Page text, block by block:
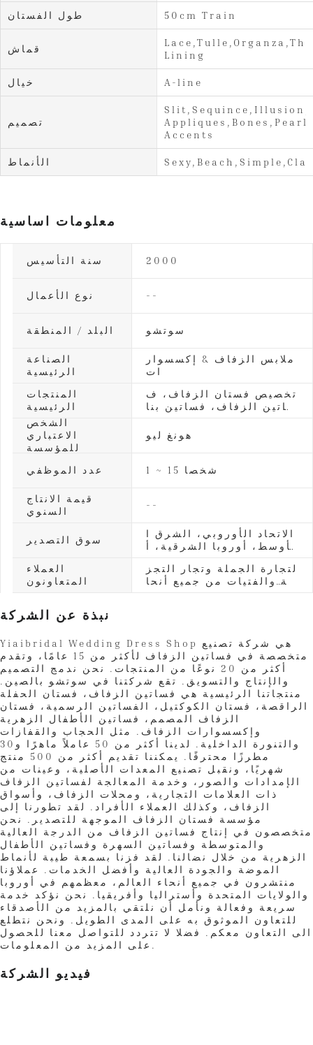
طول الفستان 50cm Train
قماش
Lining
خيال A-line
تصميم
Appliques,Bones,Pearl
Accents
الأنماط
معلومات اساسية
سنة التأسيس 2000
نوع الأعمال --
البلد / المنطقة سوتشو
الصناعة
الرئيسية
ملابس الزفاف & إكسسوار
ات
المنتجات
الرئيسية
تخصيص فستان الزفاف، ف
ساتين الزفاف، فساتين بنا
ت العروس، فساتين أم الع
روس، فساتين السهرة، ف
ساتين الكوكتيل، الفساتين
الشخص
الاعتباري
للمؤسسة
هونغ ليو
عدد الموظفي 1 ~ 15 شخصا
قيمة الانتاج
السنوي
--
سوق التصدير
الاتحاد الأوروبي، الشرق ا
لأوسط، أوروبا الشرقية، أ
وقيانوسيا، اليابان، جنوب
شرق آسيا، أمريكا، أخرى
العملاء
المتعاونون
لتجارة الجملة وتجار التجز
ئة والفتيات من جميع أنحا
نبذة عن الشركة
Yiaibridal Wedding Dress Shop هي شركة تصنيع
متخصصة في فساتين الزفاف لأكثر من 15 عامًا، وتقدم
أكثر من 20 نوعًا من المنتجات. نحن ندمج التصميم
والإنتاج والتسويق. تقع شركتنا في سوتشو بالصين.
منتجاتنا الرئيسية هي فساتين الزفاف، فستان الحفلة
الراقصة، فستان الكوكتيل، الفساتين الرسمية، فستان
الزفاف المصمم، فساتين الأطفال الزهرية
وإكسسوارات الزفاف. مثل الحجاب والقفازات
والتنورة الداخلية. لدينا أكثر من 50 عاملاً ماهرًا و30
مطرزًا محترفًا. يمكننا تقديم أكثر من 500 منتج
شهريًا، ونقبل تصنيع المعدات الأصلية، وعينات من
الإمدادات والصور، وخدمة المعالجة لفساتين الزفاف
ذات العلامات التجارية، ومحلات الزفاف، وأسواق
الزفاف، وكذلك العملاء الأفراد. لقد تطورنا إلى
مؤسسة فستان الزفاف الموجهة للتصدير. نحن
متخصصون في إنتاج فساتين الزفاف من الدرجة العالية
والمتوسطة وفساتين السهرة وفساتين الأطفال
الزهرية من خلال نضالنا. لقد فزنا بسمعة طيبة لأنماط
الموضة والجودة العالية وأفضل الخدمات. عملاؤنا
منتشرون في جميع أنحاء العالم، معظمهم في أوروبا
والولايات المتحدة وأستراليا وأفريقيا. نحن نؤكد خدمة
سريعة وفعالة ونأمل أن نلتقي بالمزيد من الأصدقاء
للتعاون الموثوق به على المدى الطويل. ونحن نتطلع
الى التعاون معكم. فضلا لا تتردد للتواصل معنا للحصول
على المزيد من المعلومات.
فيديو الشركة